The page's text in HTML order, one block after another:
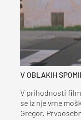
V OBLAKIH
V prihodnosti
se iz nje vrne
Gregor.